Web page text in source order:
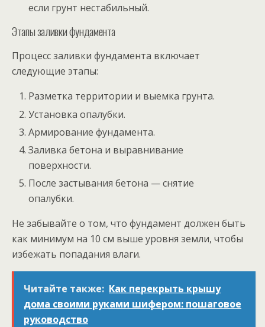
если грунт нестабильный.
Этапы заливки фундамента
Процесс заливки фундамента включает
следующие этапы:
Разметка территории и выемка грунта.
Установка опалубки.
Армирование фундамента.
Заливка бетона и выравнивание
поверхности.
После застывания бетона — снятие
опалубки.
Не забывайте о том, что фундамент должен быть
как минимум на 10 см выше уровня земли, чтобы
избежать попадания влаги.
Читайте также: Как перекрыть крышу
дома своими руками шифером: пошаговое
руководство